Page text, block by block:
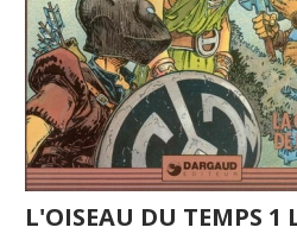
L'OISEAU DU TEMPS 1